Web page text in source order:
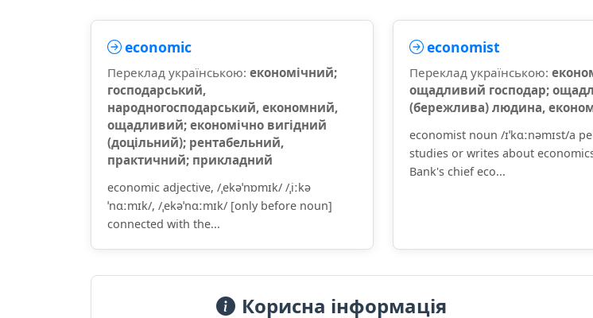
economic
Переклад українською: економічний;
господарський,
народногосподарський, економний,
ощадливий; економічно вигідний
(доцільний); рентабельний,
практичний; прикладний
economic adjective, /ˌekəˈnɒmɪk/ /ˌiːkə
ˈnɑːmɪk/, /ˌekəˈnɑːmɪk/ [only before noun]
connected with the...
economist
Переклад українською:
ощадливий господар;
(бережлива) людина,
economist noun /ɪˈkɑːnəmɪst/a
studies or writes about
Bank's chief eco...
Корисна інформація